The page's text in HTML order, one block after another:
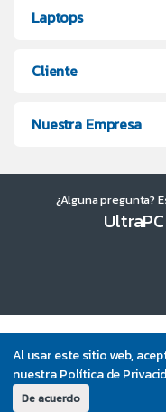
Al usar este sitio web,
nuestra Política de
De acuerdo
Laptops
Cliente
Nuestra Empresa
¿Alguna pregunta?